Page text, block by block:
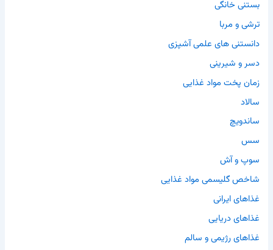
بستنی خانگی
ترشی و مربا
دانستنی های علمی آشپزی
دسر و شیرینی
زمان پخت مواد غذایی
سالاد
ساندویچ
سس
سوپ و آش
شاخص گلیسمی مواد غذایی
غذاهای ایرانی
غذاهای دریایی
غذاهای رژیمی و سالم